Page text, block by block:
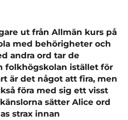
ut från Allmän kurs på
med behörigheter och
andra ord tar de
folkhögskolan istället för
är det något att fira, men
föra med sig ett visst
sätter Alice ord
strax innan